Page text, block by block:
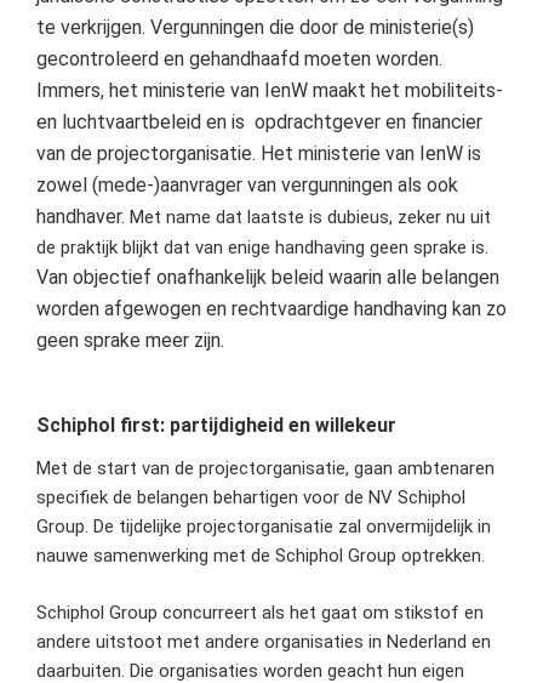
te verkrijgen. Vergunningen die door de ministerie(s)
gecontroleerd en gehandhaafd moeten worden.
Immers, het ministerie van IenW maakt het mobiliteits-
en luchtvaartbeleid en is opdrachtgever en financier
van de projectorganisatie. Het ministerie van IenW is
zowel (mede-)aanvrager van vergunningen als ook
handhaver. Met name dat laatste is dubieus, zeker nu uit
de praktijk blijkt dat van enige handhaving geen sprake is.
Van objectief onafhankelijk beleid waarin alle belangen
worden afgewogen en rechtvaardige handhaving kan zo
geen sprake meer zijn.
Schiphol first: partijdigheid en willekeur
Met de start van de projectorganisatie, gaan ambtenaren
specifiek de belangen behartigen voor de NV Schiphol
Group. De tijdelijke projectorganisatie zal onvermijdelijk in
nauwe samenwerking met de Schiphol Group optrekken.
Schiphol Group concurreert als het gaat om stikstof en
andere uitstoot met andere organisaties in Nederland en
daarbuiten. Die organisaties worden geacht hun eigen